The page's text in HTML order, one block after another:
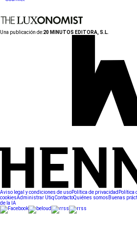
Una publicación de:20 MINUTOS EDITORA, S.L.
Aviso legal y condiciones de usoPolítica de privacidad Política
cookiesAdministrar UtiqContactoQuiénes somos Buenas
de la IA